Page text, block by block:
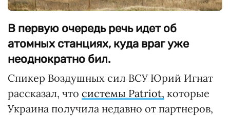
В первую очередь речь идет об
атомных станциях, куда враг уже
неоднократно бил.
Спикер Воздушных сил ВСУ Юрий Игнат
рассказал, что системы Patriot, которые
Украина получила недавно от партнеров,